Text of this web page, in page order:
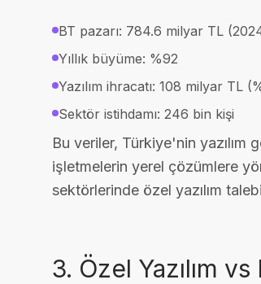
BT pazarı: 784.6 milyar TL
Yıllık büyüme: %92
Yazılım ihracatı: 108 milyar TL
Sektör istihdamı: 246 bin kişi
Bu veriler, Türkiye'nin
işletmelerin yerel çözümlere
sektörlerinde özel yazılım
3. Özel Yazılım